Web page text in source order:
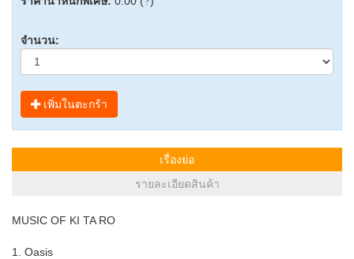
จำนวน:
เพิ่มในตะกร้า
เรื่องย่อ
รายละเอียดสินค้า
MUSIC OF KI TA RO
1. Oasis